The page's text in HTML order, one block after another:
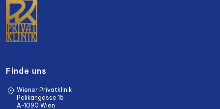
Finde uns
Wiener Privatklinik
Pelikangasse 15
A-1090 Wien